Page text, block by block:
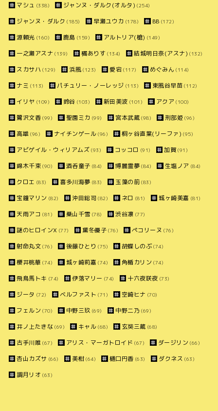
マシュ (338) ジャンヌ・ダルク(オルタ) (254)
ジャンヌ・ダルク (185) 早瀬ユウカ (178) BB (172)
源頼光 (160) 鹿島 (159) アルトリア(槍) (149)
一之瀬アスナ (139) 橘ありす (134) 結城明日奈(アスナ) (132)
スカサハ (129) 浜風 (123) 愛宕 (117) めぐみん (114)
ナミ (113) パチュリー・ノーレッジ (113) 東風谷早苗 (112)
イリヤ (109) 鈴谷 (103) 新田美波 (101) アクア (100)
鷺沢文香 (99) 聖園ミカ (99) 宮本武蔵 (98) 刑部姫 (96)
高雄 (96) ナイチンゲール (96) 桐ヶ谷直葉(リーファ) (95)
アビゲイル・ウィリアムズ (93) コッコロ (91) 加賀 (91)
錦木千束 (90) 酒呑童子 (84) 博麗霊夢 (84) 生塩ノア (84)
クロエ (83) 喜多川海夢 (83) 玉藻の前 (83)
宝鐘マリン (82) 沖田総司 (82) ネロ (81) 城ヶ崎美嘉 (81)
天雨アコ (81) 桑山千雪 (78) 渋谷凛 (77)
謎のヒロインX (77) 黛冬優子 (76) ペコリーヌ (76)
射命丸文 (76) 後藤ひとり (75) 胡蝶しのぶ(74)
櫻井桃華 (74) 城ヶ崎莉嘉 (74) 角楯カリン (74)
飛鳥馬トキ (74) 伊落マリー (74) 十六夜咲夜 (73)
ジータ (72) ベルファスト (71) 空崎ヒナ (70)
フェルン (70) 中野三玖 (69) 中野二乃 (69)
井ノ上たきな (69) キャル (68) 玄奘三蔵 (68)
古手川唯 (67) アリス・マーガトロイド (67) ダージリン (66)
杏山カズサ (66) 美柑 (64) 樋口円香 (63) ダクネス (63)
調月リオ (63)